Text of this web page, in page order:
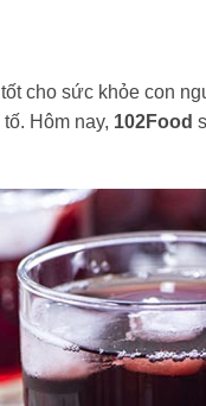
cho sức khỏe con
Hôm nay, 102Food